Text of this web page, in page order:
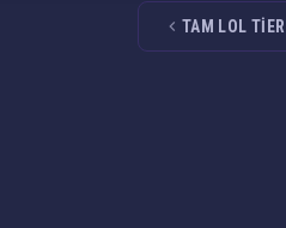
TAM LOL